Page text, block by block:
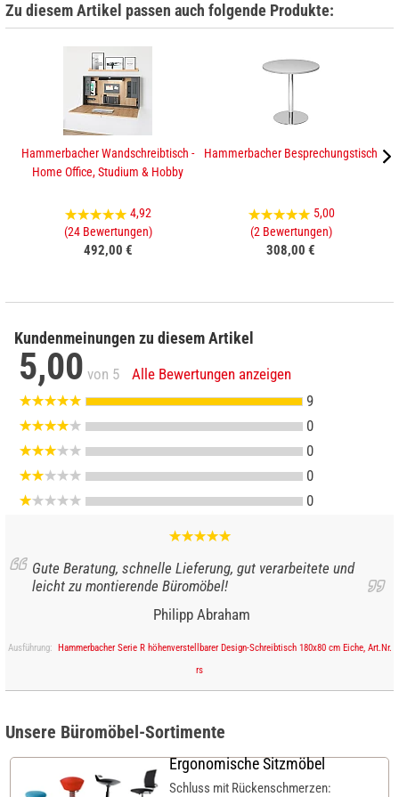
Zu diesem Artikel passen auch folgende Produkte:
Hammerbacher Wandschreibtisch -
Home Office, Studium & Hobby
4,92
(24 Bewertungen)
492,00 €
Hammerbacher Besprechungstisch
5,00
(2 Bewertungen)
308,00 €
Kundenmeinungen zu diesem Artikel
5,00 von 5
Alle Bewertungen anzeigen
9
0
0
0
0
Gute Beratung, schnelle Lieferung, gut verarbeitete und
leicht zu montierende Büromöbel!
Philipp Abraham
Ausführung:
Hammerbacher Serie R höhenverstellbarer Design-Schreibtisch 180x80 cm Eiche, Art.Nr.
rs
Unsere Büromöbel-Sortimente
Ergonomische Sitzmöbel
Schluss mit Rückenschmerzen: